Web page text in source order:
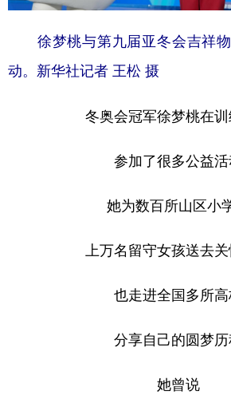
徐梦桃与第九届亚冬会吉祥
动。新华社记者 王松 摄
冬奥会冠军徐梦桃在
参加了很多公益活
她为数百所山区小
上万名留守女孩送去
也走进全国多所高
分享自己的圆梦历
她曾说